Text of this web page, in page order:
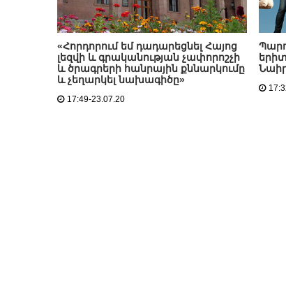
«Հորդորում եմ դադարեցնել Հայոց
լեզվի և գրականության չափորոշչի
և ծրագրերի հանրային քննարկումը
և չեղարկել նախագիծը»
17:49-23.07.20